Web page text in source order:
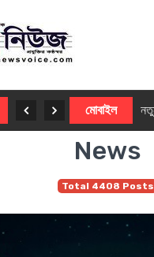
মোবাইল
News
Total 4408 Posts